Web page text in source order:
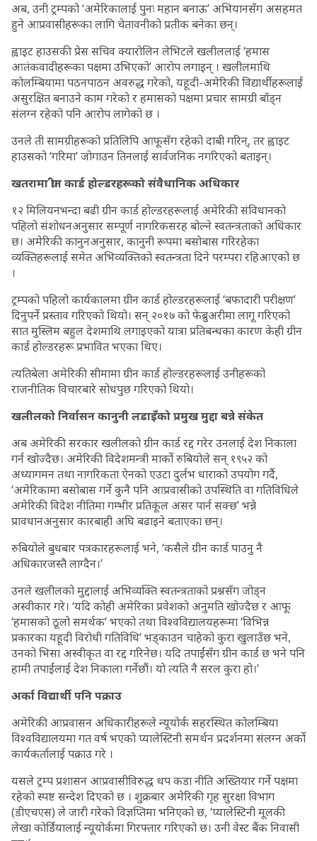
अब, उनी ट्रम्पको ‘अमेरिकालाई पुनः महान बनाऊ’ अभियानसँग असहमत
हुने आप्रवासीहरूका लागि चेतावनीको प्रतीक बनेका छन्।
ह्वाइट हाउसकी प्रेस सचिव क्यारोलिन लेभिटले खलीललाई ‘हमास
आतंकवादीहरूका पक्षमा उभिएको’ आरोप लगाइन् । खलीलमाथि
कोलम्बियामा पठनपाठन अवरुद्ध गरेको, यहूदी-अमेरिकी विद्यार्थीहरूलाई
असुरक्षित बनाउने काम गरेको र हमासको पक्षमा प्रचार सामग्री बाँड्न
संलग्न रहेको पनि आरोप लागेको छ ।
उनले ती सामग्रीहरूको प्रतिलिपि आफूसँग रहेको दाबी गरिन्, तर ह्वाइट
हाउसको ‘गरिमा’ जोगाउन तिनलाई सार्वजनिक नगरिएको बताइन्।
खतरामा ग्रीन कार्ड होल्डरहरूको संवैधानिक अधिकार
१२ मिलियनभन्दा बढी ग्रीन कार्ड होल्डरहरूलाई अमेरिकी संविधानको
पहिलो संशोधनअनुसार सम्पूर्ण नागरिकसरह बोल्ने स्वतन्त्रताको अधिकार
छ। अमेरिकी कानुनअनुसार, कानुनी रूपमा बसोबास गरिरहेका
व्यक्तिहरूलाई समेत अभिव्यक्तिको स्वतन्त्रता दिने परम्परा रहिआएको छ
।
ट्रम्पको पहिलो कार्यकालमा ग्रीन कार्ड होल्डरहरूलाई ‘बफादारी परीक्षण’
दिनुपर्ने प्रस्ताव गरिएको थियो। सन् २०१७ को फेब्रुअरीमा लागू गरिएको
सात मुस्लिम बहुल देशमाथि लगाइएको यात्रा प्रतिबन्धका कारण केही ग्रीन
कार्ड होल्डरहरू प्रभावित भएका थिए।
त्यतिबेला अमेरिकी सीमामा ग्रीन कार्ड होल्डरहरूलाई उनीहरूको
राजनीतिक विचारबारे सोधपुछ गरिएको थियो।
खलीलको निर्वासन कानुनी लडाइँको प्रमुख मुद्दा बन्ने संकेत
अब अमेरिकी सरकार खलीलको ग्रीन कार्ड रद्द गरेर उनलाई देश निकाला
गर्न खोज्दैछ। अमेरिकी विदेशमन्त्री मार्को रुबियोले सन् १९५२ को
अध्यागमन तथा नागरिकता ऐनको एउटा दुर्लभ धाराको उपयोग गर्दै,
‘अमेरिकामा बसोबास गर्ने कुनै पनि आप्रवासीको उपस्थिति वा गतिविधिले
अमेरिकी विदेश नीतिमा गम्भीर प्रतिकूल असर पार्न सक्छ’ भन्ने
प्रावधानअनुसार कारबाही अघि बढाइने बताएका छन्।
रुबियोले बुधबार पत्रकारहरूलाई भने, ‘कसैले ग्रीन कार्ड पाउनु नै
अधिकारजस्तै लाग्दैन।’
उनले खलीलको मुद्दालाई अभिव्यक्ति स्वतन्त्रताको प्रश्नसँग जोड्न
अस्वीकार गरे। ‘यदि कोही अमेरिका प्रवेशको अनुमति खोज्दैछ र आफू
‘हमासको ठूलो समर्थक’ भएको तथा विश्वविद्यालयहरूमा ‘विभिन्न
प्रकारका यहूदी विरोधी गतिविधि’ भड्काउन चाहेको कुरा खुलाउँछ भने,
उनको भिसा अस्वीकृत वा रद्द गरिनेछ। यदि तपाईंसँग ग्रीन कार्ड छ भने पनि
हामी तपाईंलाई देश निकाला गर्नेछौं। यो त्यति नै सरल कुरा हो।’
अर्का विद्यार्थी पनि पक्राउ
अमेरिकी आप्रवासन अधिकारीहरूले न्यूयोर्क सहरस्थित कोलम्बिया
विश्वविद्यालयमा गत वर्ष भएको प्यालेस्टिनी समर्थन प्रदर्शनमा संलग्न अर्को
कार्यकर्तालाई पक्राउ गरे ।
यसले ट्रम्प प्रशासन आप्रवासीविरुद्ध थप कडा नीति अख्तियार गर्ने पक्षमा
रहेको स्पष्ट सन्देश दिएको छ । शुक्रबार अमेरिकी गृह सुरक्षा विभाग
(डीएचएस) ले जारी गरेको विज्ञप्तिमा भनिएको छ, ‘प्यालेस्टिनी मूलकी
लेखा कोर्डियालाई न्यूयोर्कमा गिरफ्तार गरिएको छ। उनी वेस्ट बैंक निवासी